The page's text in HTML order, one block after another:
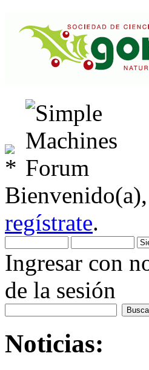
Bienvenido(a),
regístrate.
Ingresar con
de la sesión
Noticias: